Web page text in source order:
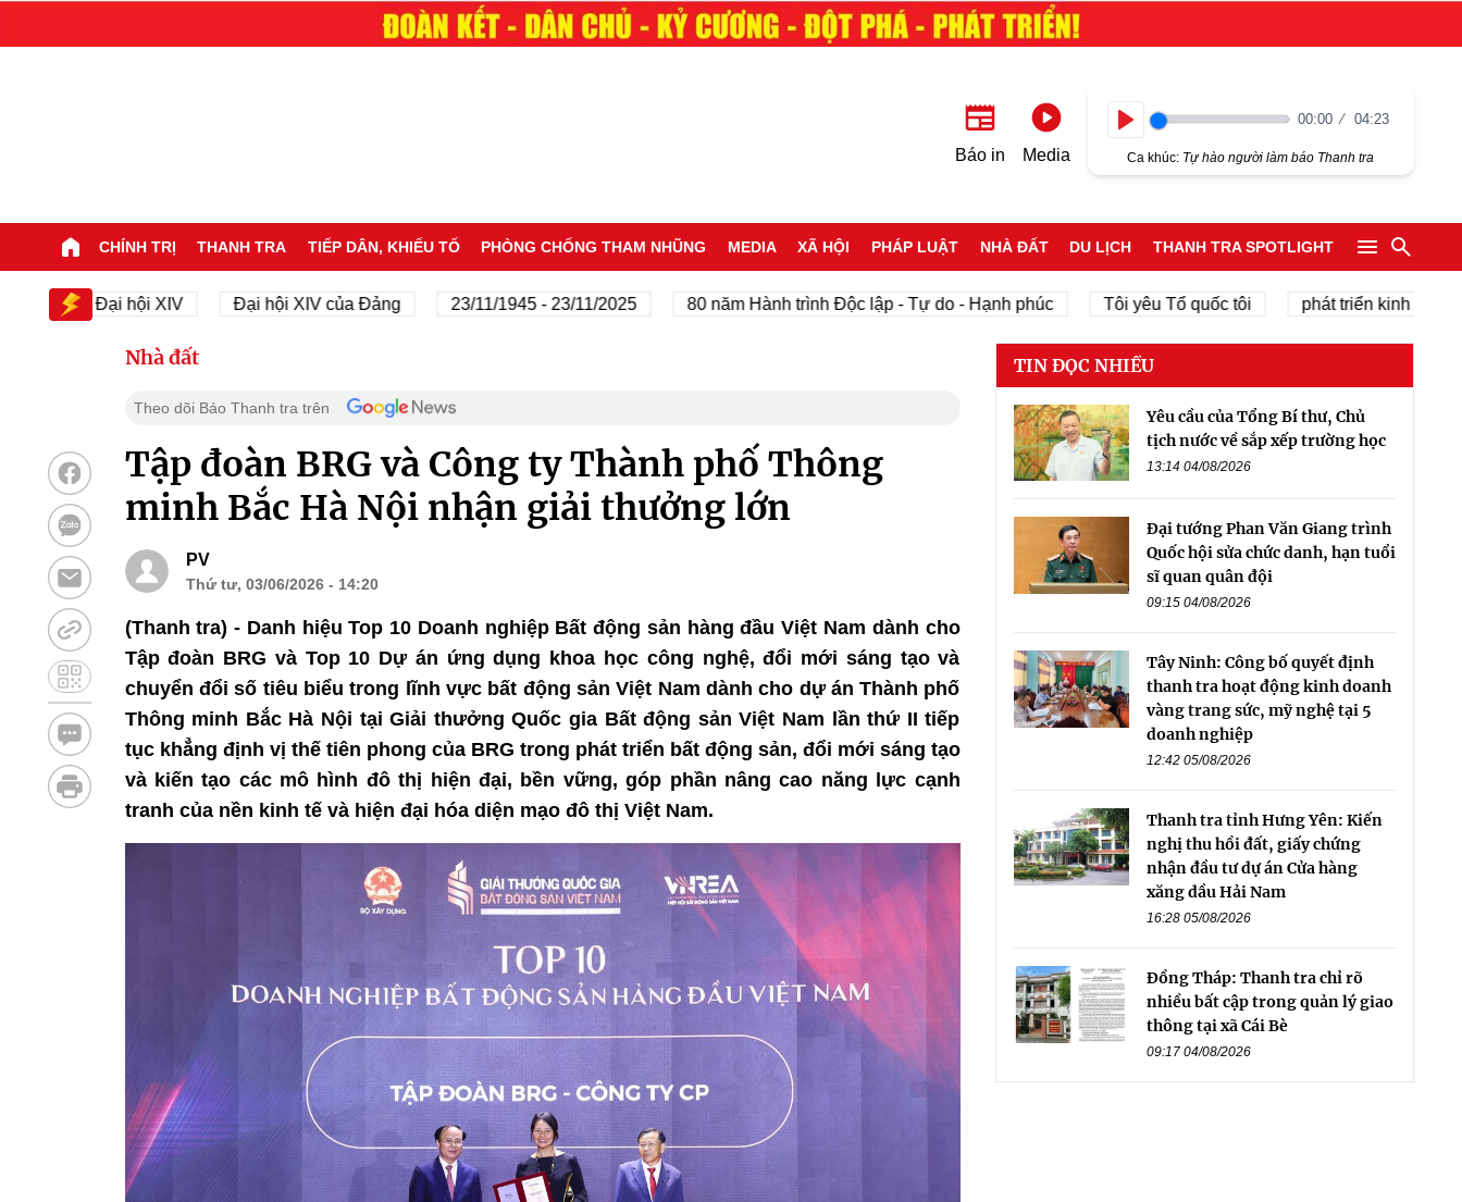
Báo in Media
00:00 04:23
Ca khúc: Tự hào người làm báo Thanh tra
CHÍNH TRỊ THANH TRA TIẾP DÂN, KHIẾU TỐ PHÒNG CHỐNG THAM NHŨNG MEDIA XÃ HỘI PHÁP LUẬT NHÀ ĐẤT DU LỊCH THANH TRA SPOTLIGHT
Đại hội XIV Đại hội XIV của Đảng 23/11/1945 - 23/11/2025 80 năm Hành trình Độc lập - Tự do - Hạnh phúc Tôi yêu Tổ quốc tôi phát triển kinh tế tư nhân
Nhà đất
Theo dõi Báo Thanh tra trên
Tập đoàn BRG và Công ty Thành phố Thông
minh Bắc Hà Nội nhận giải thưởng lớn
PV
Thứ tư, 03/06/2026 - 14:20
(Thanh tra) - Danh hiệu Top 10 Doanh nghiệp Bất động sản hàng đầu Việt Nam dành cho
Tập đoàn BRG và Top 10 Dự án ứng dụng khoa học công nghệ, đổi mới sáng tạo và
chuyển đổi số tiêu biểu trong lĩnh vực bất động sản Việt Nam dành cho dự án Thành phố
Thông minh Bắc Hà Nội tại Giải thưởng Quốc gia Bất động sản Việt Nam lần thứ II tiếp
tục khẳng định vị thế tiên phong của BRG trong phát triển bất động sản, đổi mới sáng tạo
và kiến tạo các mô hình đô thị hiện đại, bền vững, góp phần nâng cao năng lực cạnh
tranh của nền kinh tế và hiện đại hóa diện mạo đô thị Việt Nam.
TIN ĐỌC NHIỀU
Yêu cầu của Tổng Bí thư, Chủ
tịch nước về sắp xếp trường học
13:14 04/08/2026
Đại tướng Phan Văn Giang trình
Quốc hội sửa chức danh, hạn tuổi
sĩ quan quân đội
09:15 04/08/2026
Tây Ninh: Công bố quyết định
thanh tra hoạt động kinh doanh
vàng trang sức, mỹ nghệ tại 5
doanh nghiệp
12:42 05/08/2026
Thanh tra tỉnh Hưng Yên: Kiến
nghị thu hồi đất, giấy chứng
nhận đầu tư dự án Cửa hàng
xăng dầu Hải Nam
16:28 05/08/2026
Đồng Tháp: Thanh tra chỉ rõ
nhiều bất cập trong quản lý giao
thông tại xã Cái Bè
09:17 04/08/2026